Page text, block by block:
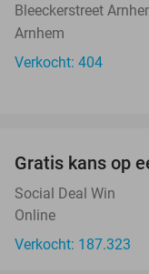
Bleeckerstreet
Arnhem
Verkocht: 404
Gratis kans op
Social Deal Win
Online
Verkocht: 187.323